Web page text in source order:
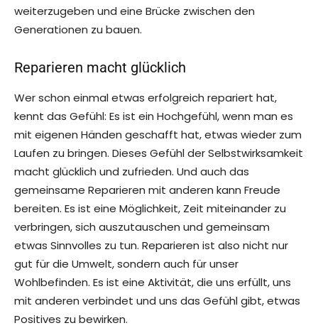
weiterzugeben und eine Brücke zwischen den
Generationen zu bauen.
Reparieren macht glücklich
Wer schon einmal etwas erfolgreich repariert hat,
kennt das Gefühl: Es ist ein Hochgefühl, wenn man es
mit eigenen Händen geschafft hat, etwas wieder zum
Laufen zu bringen. Dieses Gefühl der Selbstwirksamkeit
macht glücklich und zufrieden. Und auch das
gemeinsame Reparieren mit anderen kann Freude
bereiten. Es ist eine Möglichkeit, Zeit miteinander zu
verbringen, sich auszutauschen und gemeinsam
etwas Sinnvolles zu tun. Reparieren ist also nicht nur
gut für die Umwelt, sondern auch für unser
Wohlbefinden. Es ist eine Aktivität, die uns erfüllt, uns
mit anderen verbindet und uns das Gefühl gibt, etwas
Positives zu bewirken.